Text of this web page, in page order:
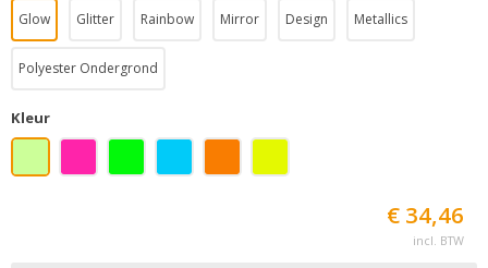
Glow Glitter Rainbow Mirror Design Metallics
Polyester Ondergrond
Kleur
€ 34,46
incl. BTW